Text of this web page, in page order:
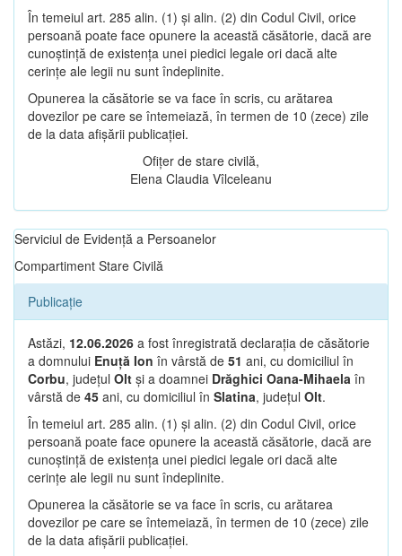
În temeiul art. 285 alin. (1) și alin. (2) din Codul Civil, orice
persoană poate face opunere la această căsătorie, dacă are
cunoștință de existența unei piedici legale ori dacă alte
cerințe ale legii nu sunt îndeplinite.
Opunerea la căsătorie se va face în scris, cu arătarea
dovezilor pe care se întemeiază, în termen de 10 (zece) zile
de la data afișării publicației.
Ofițer de stare civilă,
Elena Claudia Vîlceleanu
Serviciul de Evidență a Persoanelor
Compartiment Stare Civilă
Publicație
Astăzi, 12.06.2026 a fost înregistrată declarația de căsătorie
a domnului Enuță Ion în vârstă de 51 ani, cu domiciliul în
Corbu, județul Olt și a doamnei Drăghici Oana-Mihaela în
vârstă de 45 ani, cu domiciliul în Slatina, județul Olt.
În temeiul art. 285 alin. (1) și alin. (2) din Codul Civil, orice
persoană poate face opunere la această căsătorie, dacă are
cunoștință de existența unei piedici legale ori dacă alte
cerințe ale legii nu sunt îndeplinite.
Opunerea la căsătorie se va face în scris, cu arătarea
dovezilor pe care se întemeiază, în termen de 10 (zece) zile
de la data afișării publicației.